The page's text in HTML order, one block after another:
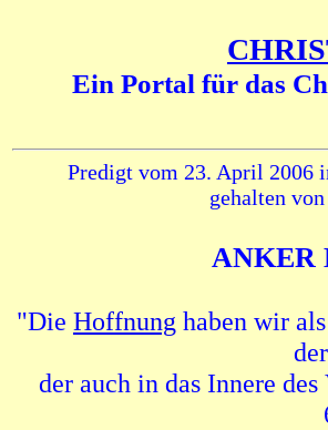
Ein Portal für das
Predigt vom 23. April 2006
gehalten
ANKER
"Die Hoffnung haben wir
der auch in das Innere